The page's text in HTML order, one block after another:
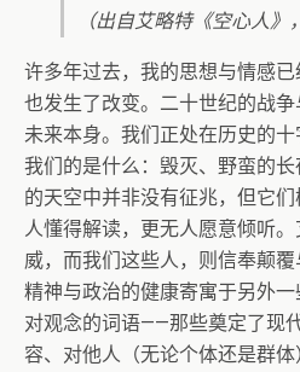
（出自艾略特《空心人》
许多年过去，我的思想与情感
也发生了改变。二十世纪的战
未来本身。我们正处在历史的
我们的是什么：毁灭、野蛮的
的天空中并非没有征兆，但它
人懂得解读，更无人愿意倾听
威，而我们这些人，则信奉颠覆
精神与政治的健康寄寓于另外
对观念的词语——那些奠定了现
容、对他人（无论个体还是群